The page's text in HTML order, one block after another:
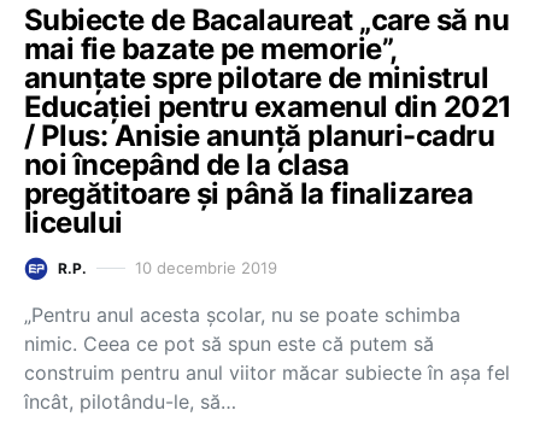
Subiecte de Bacalaureat „care să nu
mai fie bazate pe memorie”,
anunțate spre pilotare de ministrul
Educației pentru examenul din 2021
/ Plus: Anisie anunță planuri-cadru
noi începând de la clasa
pregătitoare și până la finalizarea
liceului
R.P. 10 decembrie 2019
„Pentru anul acesta școlar, nu se poate schimba
nimic. Ceea ce pot să spun este că putem să
construim pentru anul viitor măcar subiecte în așa fel
încât, pilotându-le, să…